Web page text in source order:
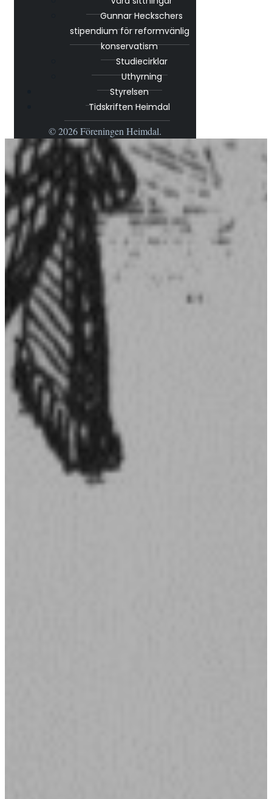
Gunnar Heckschers
stipendium för reformvänlig
konservatism
Studiecirklar
Uthyrning
Styrelsen
Tidskriften Heimdal
© 2026 Föreningen Heimdal.